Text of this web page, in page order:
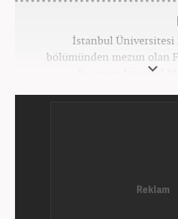
İstanbul Üniversitesi
bölümünden mezun olan
lisansını İstanbul
AKŞAM Gazetesi’nde